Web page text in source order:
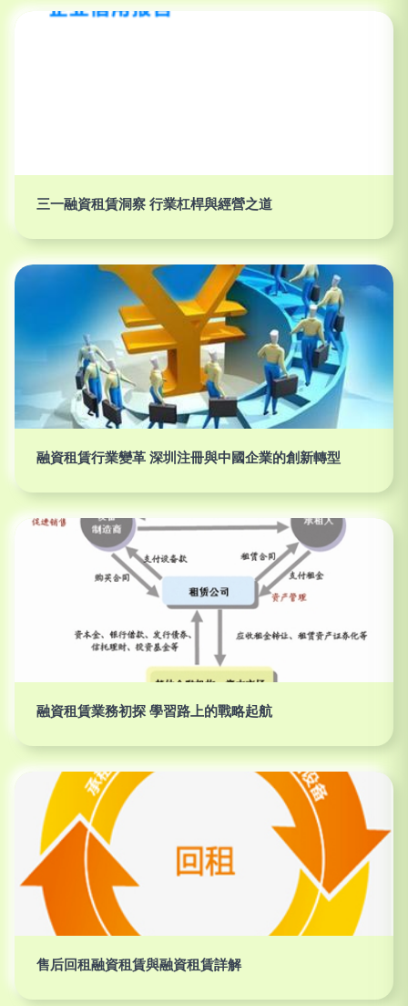
三一融資租賃洞察 行業杠桿與經營之道
融資租賃行業變革 深圳注冊與中國企業的創新轉型
融資租賃業務初探 學習路上的戰略起航
售后回租融資租賃與融資租賃詳解